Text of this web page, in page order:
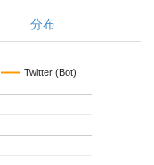
分布
Twitter (Bot)